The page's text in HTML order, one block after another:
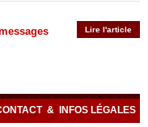
Lire l'article
& INFOS LÉGALES